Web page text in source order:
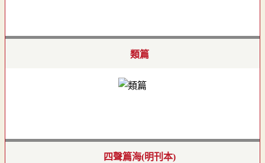
類篇
四聲篇海(明刊本)